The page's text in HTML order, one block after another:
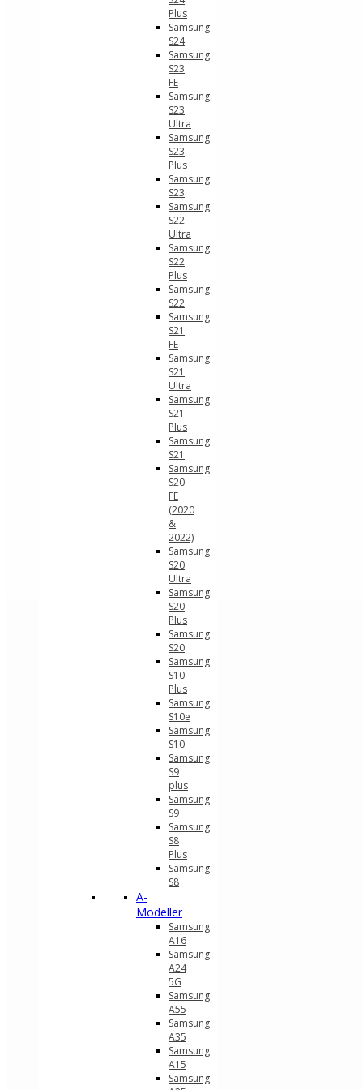
Plus
Samsung
S24
Samsung
S23
FE
Samsung
S23
Ultra
Samsung
S23
Plus
Samsung
S23
Samsung
S22
Ultra
Samsung
S22
Plus
Samsung
S22
Samsung
S21
FE
Samsung
S21
Ultra
Samsung
S21
Plus
Samsung
S21
Samsung
S20
FE
(2020
&
2022)
Samsung
S20
Ultra
Samsung
S20
Plus
Samsung
S20
Samsung
S10
Plus
Samsung
S10e
Samsung
S10
Samsung
S9
plus
Samsung
S9
Samsung
S8
Plus
Samsung
S8
A-
Modeller
Samsung
A16
Samsung
A24
5G
Samsung
A55
Samsung
A35
Samsung
A15
Samsung